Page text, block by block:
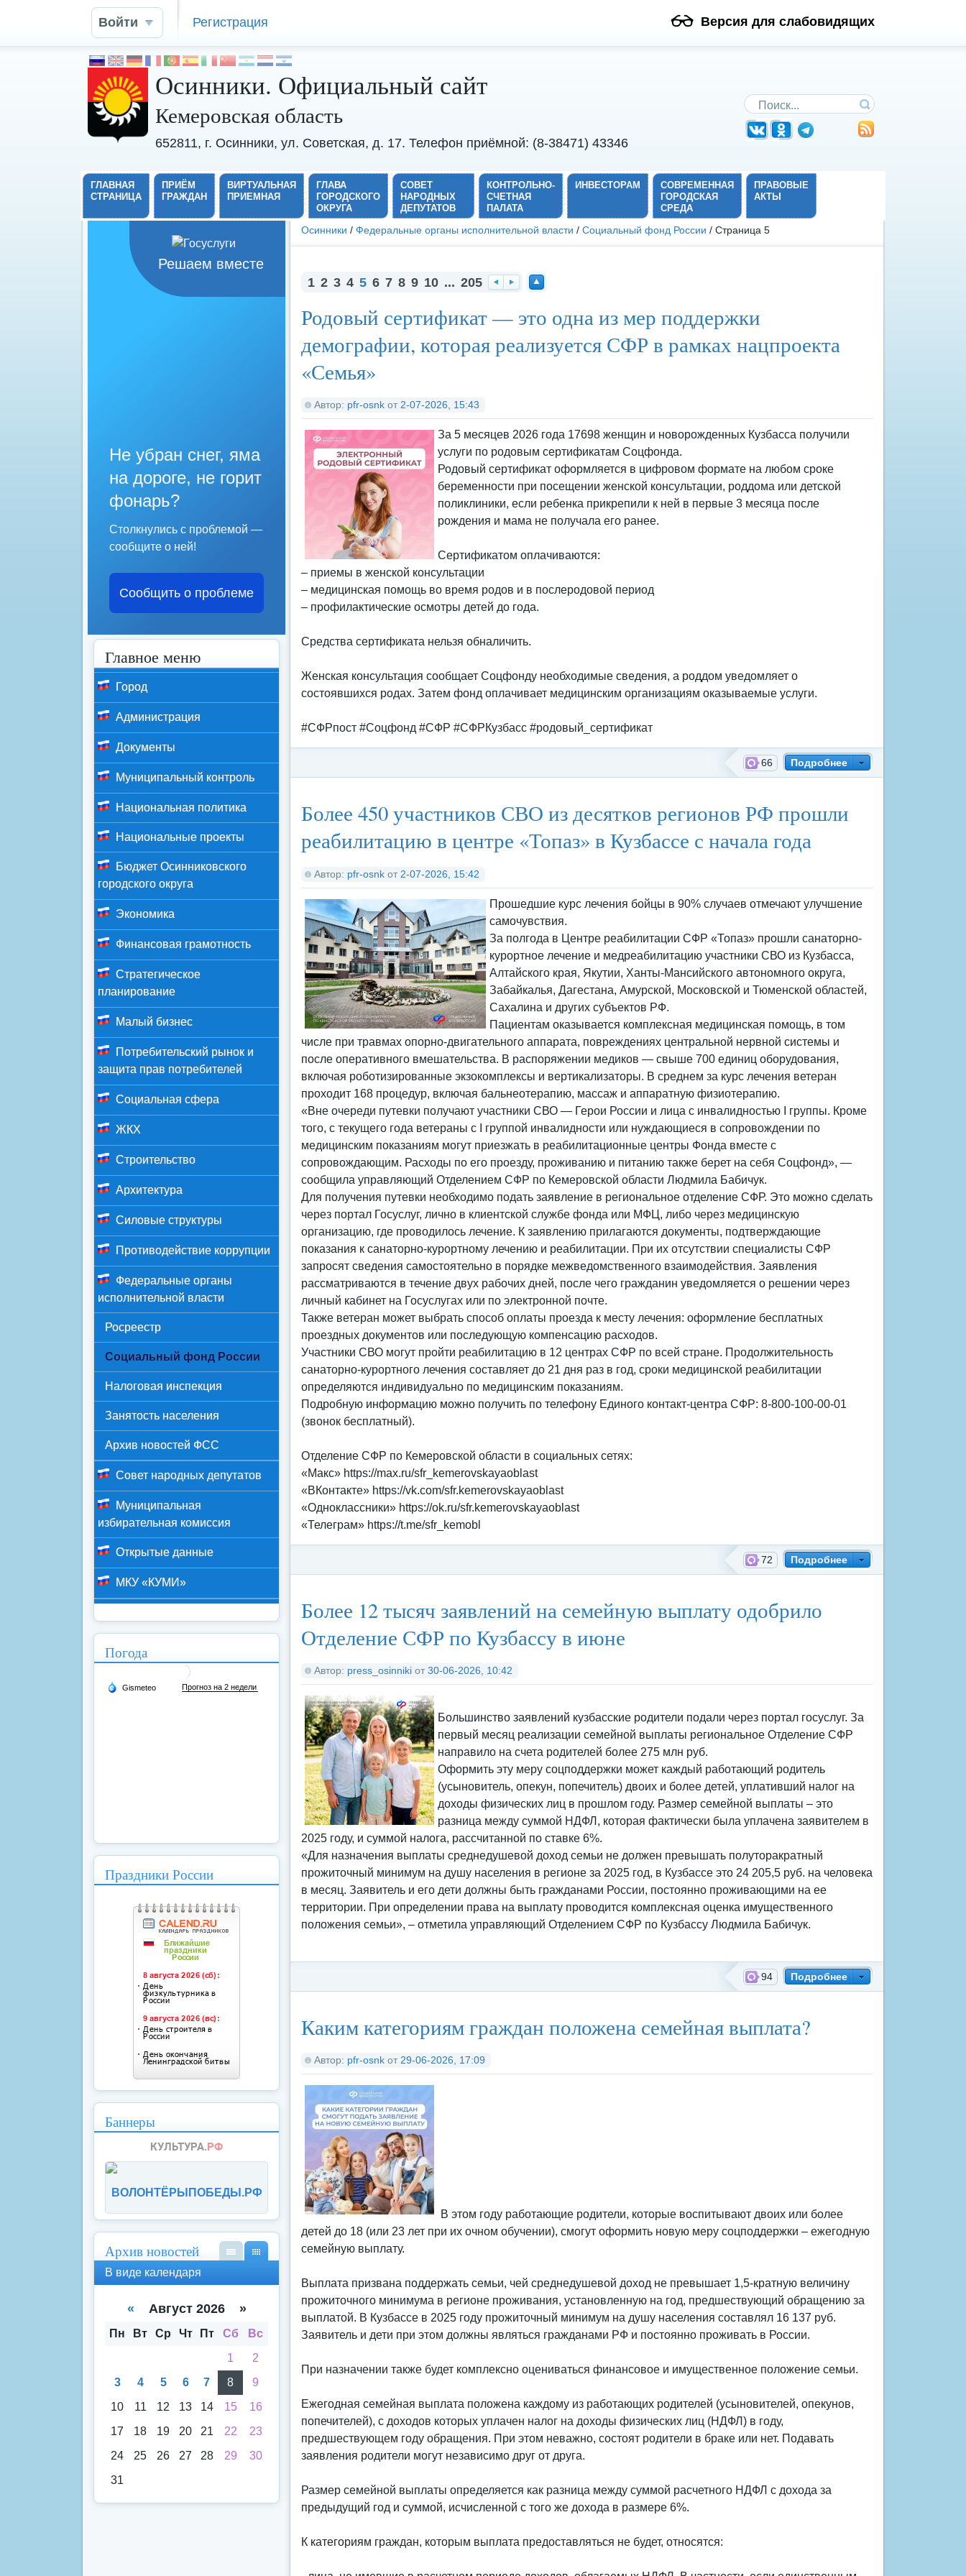
Версия для слабовидящих
Войти Регистрация
Поиск по сайту
Осинники. Официальный сайт
Кемеровская область
652811, г. Осинники, ул. Советская, д. 17. Телефон приёмной: (8-38471) 43346
ГЛАВНАЯ
СТРАНИЦА
ПРИЁМ
ГРАЖДАН
ВИРТУАЛЬНАЯ
ПРИЕМНАЯ
ГЛАВА
ГОРОДСКОГО
ОКРУГА
СОВЕТ
НАРОДНЫХ
ДЕПУТАТОВ
КОНТРОЛЬНО-
СЧЕТНАЯ
ПАЛАТА
ИНВЕСТОРАМ
СОВРЕМЕННАЯ
ГОРОДСКАЯ
СРЕДА
ПРАВОВЫЕ
АКТЫ
Осинники / Федеральные органы исполнительной власти / Социальный фонд России / Страница 5
1 2 3 4 5 6 7 8 9 10 ... 205
за
ве
Родовый сертификат — это одна из мер поддержки
демографии, которая реализуется СФР в рамках нацпроекта
«Семья»
Автор: pfr-osnk от 2-07-2026, 15:43
За 5 месяцев 2026 года 17698 женщин и новорожденных Кузбасса получили
услуги по родовым сертификатам Соцфонда.
Родовый сертификат оформляется в цифровом формате на любом сроке
беременности при посещении женской консультации, роддома или детской
поликлиники, если ребенка прикрепили к ней в первые 3 месяца после
рождения и мама не получала его ранее.
Сертификатом оплачиваются:
– приемы в женской консультации
– медицинская помощь во время родов и в послеродовой период
– профилактические осмотры детей до года.
Средства сертификата нельзя обналичить.
Женская консультация сообщает Соцфонду необходимые сведения, а роддом уведомляет о
состоявшихся родах. Затем фонд оплачивает медицинским организациям оказываемые услуги.
#СФРпост #Соцфонд #СФР #СФРКузбасс #родовый_сертификат
Подробнее
66
Более 450 участников СВО из десятков регионов РФ прошли
реабилитацию в центре «Топаз» в Кузбассе с начала года
Автор: pfr-osnk от 2-07-2026, 15:42
Прошедшие курс лечения бойцы в 90% случаев отмечают улучшение
самочувствия.
За полгода в Центре реабилитации СФР «Топаз» прошли санаторно-
курортное лечение и медреабилитацию участники СВО из Кузбасса,
Алтайского края, Якутии, Ханты-Мансийского автономного округа,
Забайкалья, Дагестана, Амурской, Московской и Тюменской областей,
Сахалина и других субъектов РФ.
Пациентам оказывается комплексная медицинская помощь, в том
числе при травмах опорно-двигательного аппарата, повреждениях центральной нервной системы и
после оперативного вмешательства. В распоряжении медиков — свыше 700 единиц оборудования,
включая роботизированные экзокомплексы и вертикализаторы. В среднем за курс лечения ветеран
проходит 168 процедур, включая бальнеотерапию, массаж и аппаратную физиотерапию.
«Вне очереди путевки получают участники СВО — Герои России и лица с инвалидностью I группы. Кроме
того, с текущего года ветераны с I группой инвалидности или нуждающиеся в сопровождении по
медицинским показаниям могут приезжать в реабилитационные центры Фонда вместе с
сопровождающим. Расходы по его проезду, проживанию и питанию также берет на себя Соцфонд», —
сообщила управляющий Отделением СФР по Кемеровской области Людмила Бабичук.
Для получения путевки необходимо подать заявление в региональное отделение СФР. Это можно сделать
через портал Госуслуг, лично в клиентской службе фонда или МФЦ, либо через медицинскую
организацию, где проводилось лечение. К заявлению прилагаются документы, подтверждающие
показания к санаторно-курортному лечению и реабилитации. При их отсутствии специалисты СФР
запросят сведения самостоятельно в порядке межведомственного взаимодействия. Заявления
рассматриваются в течение двух рабочих дней, после чего гражданин уведомляется о решении через
личный кабинет на Госуслугах или по электронной почте.
Также ветеран может выбрать способ оплаты проезда к месту лечения: оформление бесплатных
проездных документов или последующую компенсацию расходов.
Участники СВО могут пройти реабилитацию в 12 центрах СФР по всей стране. Продолжительность
санаторно-курортного лечения составляет до 21 дня раз в год, сроки медицинской реабилитации
определяются индивидуально по медицинским показаниям.
Подробную информацию можно получить по телефону Единого контакт-центра СФР: 8-800-100-00-01
(звонок бесплатный).
Отделение СФР по Кемеровской области в социальных сетях:
«Mакс» https://max.ru/sfr_kemerovskayaoblast
«ВКонтакте» https://vk.com/sfr.kemerovskayaoblast
«Одноклассники» https://ok.ru/sfr.kemerovskayaoblast
«Телеграм» https://t.me/sfr_kemobl
Подробнее
72
Более 12 тысяч заявлений на семейную выплату одобрило
Отделение СФР по Кузбассу в июне
Автор: press_osinniki от 30-06-2026, 10:42
Большинство заявлений кузбасские родители подали через портал госуслуг. За
первый месяц реализации семейной выплаты региональное Отделение СФР
направило на счета родителей более 275 млн руб.
Оформить эту меру соцподдержки может каждый работающий родитель
(усыновитель, опекун, попечитель) двоих и более детей, уплативший налог на
доходы физических лиц в прошлом году. Размер семейной выплаты – это
разница между суммой НДФЛ, которая фактически была уплачена заявителем в
2025 году, и суммой налога, рассчитанной по ставке 6%.
«Для назначения выплаты среднедушевой доход семьи не должен превышать полуторакратный
прожиточный минимум на душу населения в регионе за 2025 год, в Кузбассе это 24 205,5 руб. на человека
в месяц. Заявитель и его дети должны быть гражданами России, постоянно проживающими на ее
территории. При определении права на выплату проводится комплексная оценка имущественного
положения семьи», – отметила управляющий Отделением СФР по Кузбассу Людмила Бабичук.
Подробнее
94
Каким категориям граждан положена семейная выплата?
Автор: pfr-osnk от 29-06-2026, 17:09
В этом году работающие родители, которые воспитывают двоих или более
детей до 18 (или 23 лет при их очном обучении), смогут оформить новую меру соцподдержки – ежегодную
семейную выплату.
Выплата призвана поддержать семьи, чей среднедушевой доход не превышает 1,5-кратную величину
прожиточного минимума в регионе проживания, установленную на год, предшествующий обращению за
выплатой. В Кузбассе в 2025 году прожиточный минимум на душу населения составлял 16 137 руб.
Заявитель и дети при этом должны являться гражданами РФ и постоянно проживать в России.
При назначении также будет комплексно оцениваться финансовое и имущественное положение семьи.
Ежегодная семейная выплата положена каждому из работающих родителей (усыновителей, опекунов,
попечителей), с доходов которых уплачен налог на доходы физических лиц (НДФЛ) в году,
предшествующем году обращения. При этом неважно, состоят родители в браке или нет. Подавать
заявления родители могут независимо друг от друга.
Размер семейной выплаты определяется как разница между суммой расчетного НДФЛ с дохода за
предыдущий год и суммой, исчисленной с того же дохода в размере 6%.
К категориям граждан, которым выплата предоставляться не будет, относятся:
Решаем вместе
Не убран снег, яма
на дороге, не горит
фонарь?
Столкнулись с проблемой —
сообщите о ней!
Сообщить о проблеме
Главное меню
Город
Администрация
Документы
Муниципальный контроль
Национальная политика
Национальные проекты
Бюджет Осинниковского
городского округа
Экономика
Финансовая грамотность
Стратегическое
планирование
Малый бизнес
Потребительский рынок и
защита прав потребителей
Социальная сфера
ЖКХ
Строительство
Архитектура
Силовые структуры
Противодействие коррупции
Федеральные органы
исполнительной власти
Росреестр
Социальный фонд России
Налоговая инспекция
Занятость населения
Архив новостей ФСС
Совет народных депутатов
Муниципальная
избирательная комиссия
Открытые данные
МКУ «КУМИ»
Погода
Праздники России
Баннеры
ВОЛОНТЁРЫПОБЕДЫ.РФ
Архив новостей
кал
аря
спи
В виде календаря
« Август 2026 »
Пн Вт Ср Чт Пт Сб
Вс
1
2
3
4 5 6 7 8
9
10
11 12 13 14 15
16
17
18 19 20 21 22
23
24
25 26 27 28 29
30
31